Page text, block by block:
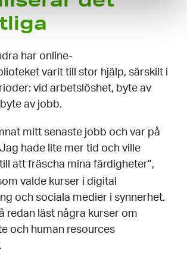
har online-
varit till stor hjälp, särskilt i
vid arbetslöshet, byte av
av jobb.
mitt senaste jobb och var på
hade lite mer tid och ville
att fräscha mina färdigheter”,
valde kurser i digital
och sociala medier i synnerhet.
redan läst några kurser om
och human resources